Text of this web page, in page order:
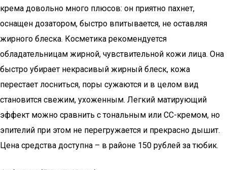
крема довольно много плюсов: он приятно пахнет,
оснащен дозатором, быстро впитывается, не оставляя
жирного блеска. Косметика рекомендуется
обладательницам жирной, чувствительной кожи лица. Она
быстро убирает некрасивый жирный блеск, кожа
перестает лосниться, поры сужаются и в целом вид
становится свежим, ухоженным. Легкий матирующий
эффект можно сравнить с тональным или СС-кремом, но
эпителий при этом не перегружается и прекрасно дышит.
Цена средства доступна – в районе 150 рублей за тюбик.